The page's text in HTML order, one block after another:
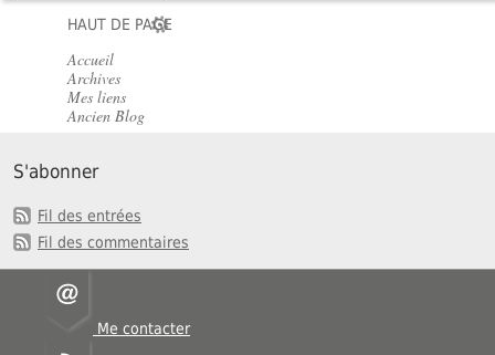
HAUT DE PAGE
Accueil
Archives
Mes liens
Ancien Blog
S'abonner
Fil des entrées
Fil des commentaires
Me contacter